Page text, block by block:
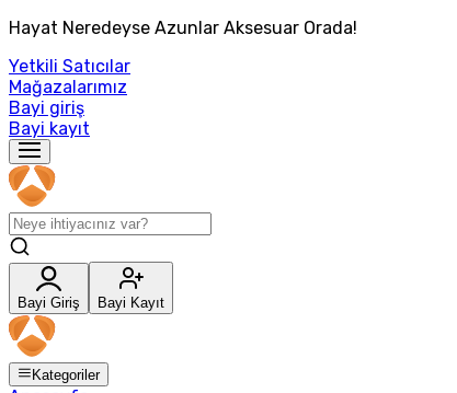
Hayat Neredeyse Azunlar Aksesuar Orada!
Yetkili Satıcılar
Mağazalarımız
Bayi giriş
Bayi kayıt
Bayi Giriş Bayi Kayıt
Kategoriler